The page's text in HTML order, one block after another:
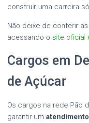
construir uma carreira
Não deixe de conferir
acessando o site oficial
Cargos em
de Açúcar
Os cargos na rede Pão
garantir um